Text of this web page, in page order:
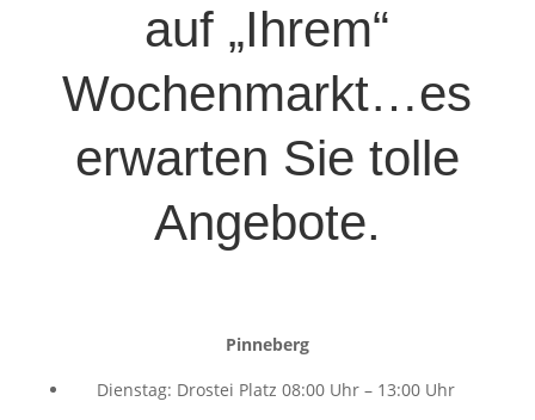
auf „Ihrem“
Wochenmarkt…es
erwarten Sie tolle
Angebote.
Pinneberg
Dienstag: Drostei Platz 08:00 Uhr – 13:00 Uhr